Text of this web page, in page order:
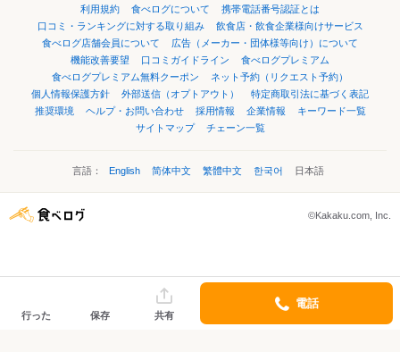
利用規約 食べログについて
携帯電話番号認証とは
口コミ・ランキングに対する取り組み
飲食店・飲食企業様向けサービス
食べログ店舗会員について
広告（メーカー・団体様等向け）について
機能改善要望
口コミガイドライン
食べログプレミアム
食べログプレミアム無料クーポン
ネット予約（リクエスト予約）
個人情報保護方針
外部送信（オプトアウト）
特定商取引法に基づく表記
推奨環境
ヘルプ・お問い合わせ 採用情報 企業情報
キーワード一覧
サイトマップ
チェーン一覧
言語： English 简体中文 繁體中文 한국어 日本語
©Kakaku.com, Inc.
行った 保存 共有
電話